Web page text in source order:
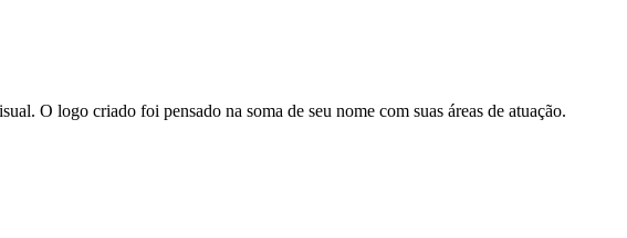
O logo criado foi pensado na soma de seu nome com suas áreas de atuação.